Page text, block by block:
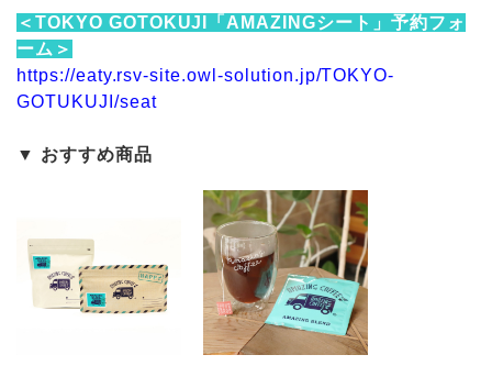
＜TOKYO GOTOKUJI「AMAZINGシート」予約フォ
ーム＞
https://eaty.rsv-site.owl-solution.jp/TOKYO-
GOTUKUJI/seat
▼ おすすめ商品